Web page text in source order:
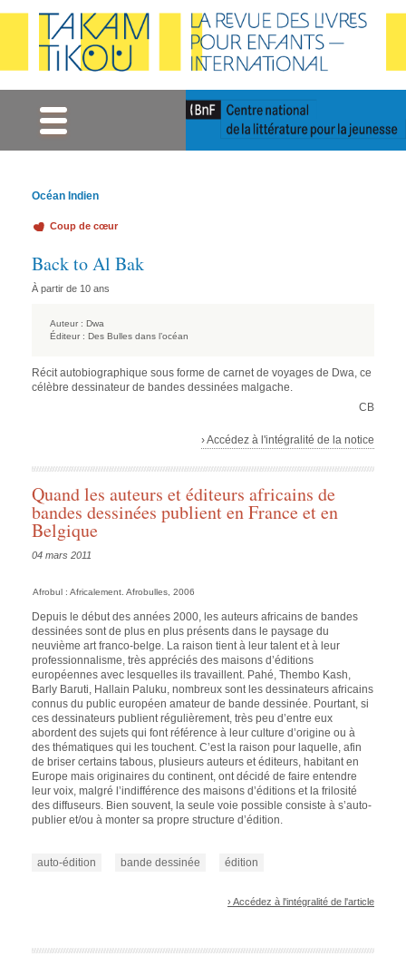
Océan Indien
Coup de cœur
Back to Al Bak
À partir de 10 ans
Auteur : Dwa
Éditeur : Des Bulles dans l’océan
Récit autobiographique sous forme de carnet de voyages de Dwa, ce
célèbre dessinateur de bandes dessinées malgache.
CB
› Accédez à l'intégralité de la notice
Quand les auteurs et éditeurs africains de
bandes dessinées publient en France et en
Belgique
04 mars 2011
Afrobul : Africalement . Afrobulles, 2006
Depuis le début des années 2000, les auteurs africains de bandes
dessinées sont de plus en plus présents dans le paysage du
neuvième art franco-belge. La raison tient à leur talent et à leur
professionnalisme, très appréciés des maisons d’éditions
européennes avec lesquelles ils travaillent. Pahé, Thembo Kash,
Barly Baruti, Hallain Paluku, nombreux sont les dessinateurs africains
connus du public européen amateur de bande dessinée. Pourtant, si
ces dessinateurs publient régulièrement, très peu d’entre eux
abordent des sujets qui font référence à leur culture d’origine ou à
des thématiques qui les touchent. C’est la raison pour laquelle, afin
de briser certains tabous, plusieurs auteurs et éditeurs, habitant en
Europe mais originaires du continent, ont décidé de faire entendre
leur voix, malgré l’indifférence des maisons d’éditions et la frilosité
des diffuseurs. Bien souvent, la seule voie possible consiste à s’auto-
publier et/ou à monter sa propre structure d’édition.
auto-édition bande dessinée édition
› Accédez à l'intégralité de l'article